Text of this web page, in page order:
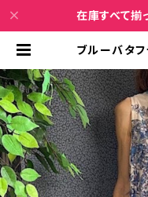
在庫すべて
ブルーバタ
丈ワンピー
ァッション